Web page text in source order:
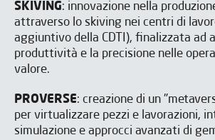
SKIVING: innovazione nella
attraverso lo skiving nei centri di
aggiuntivo della CDTI), finalizzata ad
produttività e la precisione nelle
valore.
PROVERSE: creazione di un
per virtualizzare pezzi e lavorazioni,
simulazione e approcci avanzati di